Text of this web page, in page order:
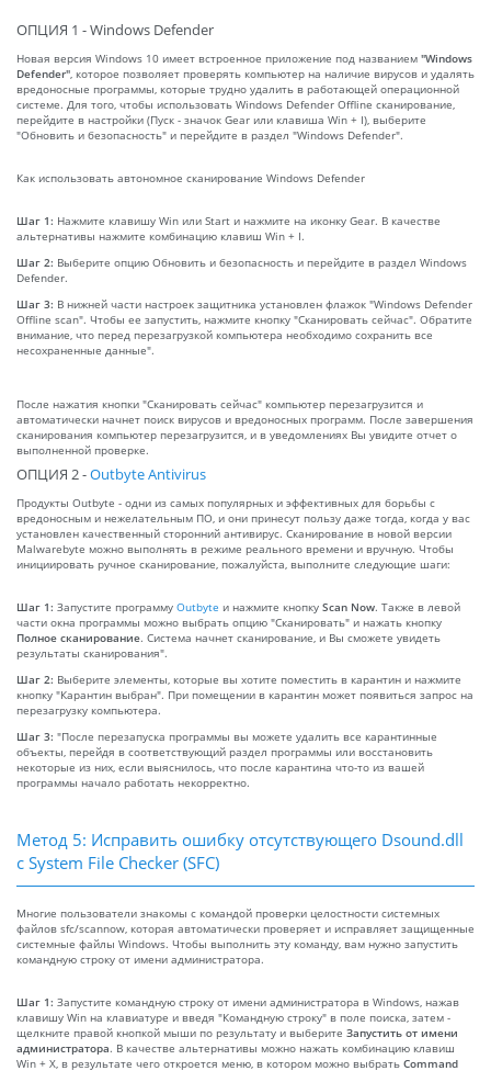
ОПЦИЯ 1 - Windows Defender
Новая версия Windows 10 имеет встроенное приложение под названием "Windows
Defender" , которое позволяет проверять компьютер на наличие вирусов и удалять
вредоносные программы, которые трудно удалить в работающей операционной
системе. Для того, чтобы использовать Windows Defender Offline сканирование,
перейдите в настройки (Пуск - значок Gear или клавиша Win + I), выберите
"Обновить и безопасность" и перейдите в раздел "Windows Defender".
Как использовать автономное сканирование Windows Defender
Шаг 1: Нажмите клавишу Win или Start и нажмите на иконку Gear. В качестве
альтернативы нажмите комбинацию клавиш Win + I.
Шаг 2: Выберите опцию Обновить и безопасность и перейдите в раздел Windows
Defender.
Шаг 3: В нижней части настроек защитника установлен флажок "Windows Defender
Offline scan". Чтобы ее запустить, нажмите кнопку "Сканировать сейчас". Обратите
внимание, что перед перезагрузкой компьютера необходимо сохранить все
несохраненные данные".
После нажатия кнопки "Сканировать сейчас" компьютер перезагрузится и
автоматически начнет поиск вирусов и вредоносных программ. После завершения
сканирования компьютер перезагрузится, и в уведомлениях Вы увидите отчет о
выполненной проверке.
ОПЦИЯ 2 -Outbyte Antivirus
Продукты Outbyte - одни из самых популярных и эффективных для борьбы с
вредоносным и нежелательным ПО, и они принесут пользу даже тогда, когда у вас
установлен качественный сторонний антивирус. Сканирование в новой версии
Malwarebyte можно выполнять в режиме реального времени и вручную. Чтобы
инициировать ручное сканирование, пожалуйста, выполните следующие шаги:
Шаг 1: Запустите программу Outbyte и нажмите кнопку Scan Now. Также в левой
части окна программы можно выбрать опцию "Сканировать" и нажать кнопку
Полное сканирование. Система начнет сканирование, и Вы сможете увидеть
результаты сканирования".
Шаг 2: Выберите элементы, которые вы хотите поместить в карантин и нажмите
кнопку "Карантин выбран". При помещении в карантин может появиться запрос на
перезагрузку компьютера.
Шаг 3: "После перезапуска программы вы можете удалить все карантинные
объекты, перейдя в соответствующий раздел программы или восстановить
некоторые из них, если выяснилось, что после карантина что-то из вашей
программы начало работать некорректно.
Метод 5: Исправить ошибку отсутствующего Dsound.dll
с System File Checker (SFC)
Многие пользователи знакомы с командой проверки целостности системных
файлов sfc/scannow, которая автоматически проверяет и исправляет защищенные
системные файлы Windows. Чтобы выполнить эту команду, вам нужно запустить
командную строку от имени администратора.
Шаг 1: Запустите командную строку от имени администратора в Windows, нажав
клавишу Win на клавиатуре и введя "Командную строку" в поле поиска, затем -
щелкните правой кнопкой мыши по результату и выберите Запустить от имени
администратора. В качестве альтернативы можно нажать комбинацию клавиш
Win + X, в результате чего откроется меню, в котором можно выбрать Command